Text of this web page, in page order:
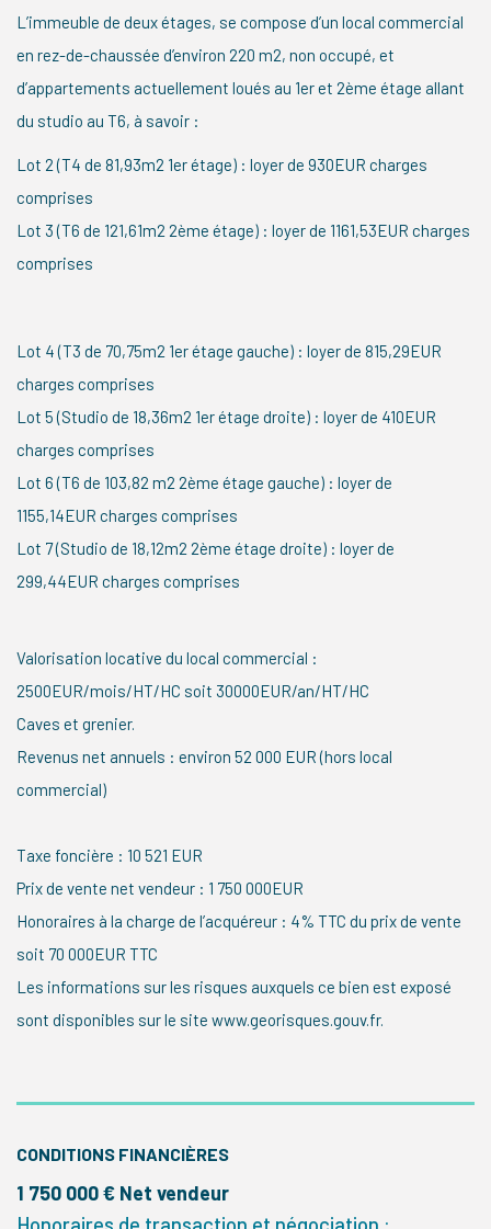
L’immeuble de deux étages, se compose d’un local commercial
en rez-de-chaussée d’environ 220 m2, non occupé, et
d’appartements actuellement loués au 1er et 2ème étage allant
du studio au T6, à savoir :
Lot 2 (T4 de 81,93m2 1er étage) : loyer de 930EUR charges
comprises
Lot 3 (T6 de 121,61m2 2ème étage) : loyer de 1161,53EUR charges
comprises
Lot 4 (T3 de 70,75m2 1er étage gauche) : loyer de 815,29EUR
charges comprises
Lot 5 (Studio de 18,36m2 1er étage droite) : loyer de 410EUR
charges comprises
Lot 6 (T6 de 103,82 m2 2ème étage gauche) : loyer de
1155,14EUR charges comprises
Lot 7 (Studio de 18,12m2 2ème étage droite) : loyer de
299,44EUR charges comprises
Valorisation locative du local commercial :
2500EUR/mois/HT/HC soit 30000EUR/an/HT/HC
Caves et grenier.
Revenus net annuels : environ 52 000 EUR (hors local
commercial)
Taxe foncière : 10 521 EUR
Prix de vente net vendeur : 1 750 000EUR
Honoraires à la charge de l’acquéreur : 4% TTC du prix de vente
soit 70 000EUR TTC
Les informations sur les risques auxquels ce bien est exposé
sont disponibles sur le site www.georisques.gouv.fr.
CONDITIONS FINANCIÈRES
1 750 000 € Net vendeur